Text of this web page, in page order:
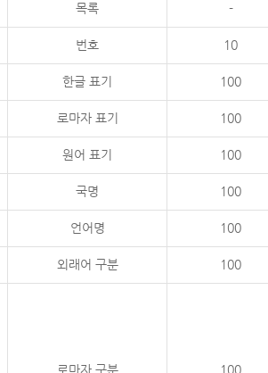
목록 -
번호 10
한글 표기 100
로마자 표기 100
원어 표기 100
국명 100
언어명 100
외래어 구분 100
로마자 구분 100